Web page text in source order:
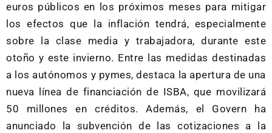
euros públicos en los próximos meses para mitigar
los efectos que la inflación tendrá, especialmente
sobre la clase media y trabajadora, durante este
otoño y este invierno. Entre las medidas destinadas
a los autónomos y pymes, destaca la apertura de una
nueva línea de financiación de ISBA, que movilizará
50 millones en créditos. Además, el Govern ha
anunciado la subvención de las cotizaciones a la